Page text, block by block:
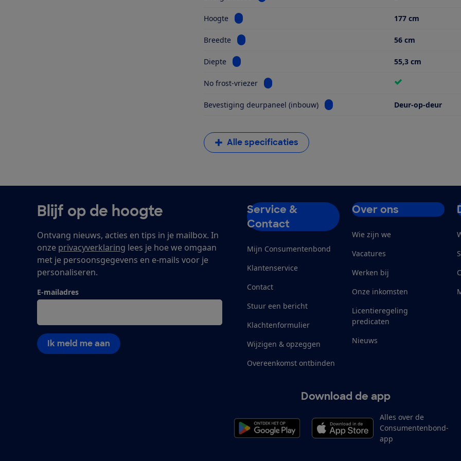
Hoogte Bekijk informatie voor Hoogte 177 cm
Breedte Bekijk informatie voor Breedte 56 cm
Diepte Bekijk informatie voor Diepte 55,3 cm
No frost-vriezer Bekijk informatie voor No frost-vriezer
Bevestiging deurpaneel (inbouw) Bekijk informatie voor Bevestiging
Deur-op-deur
Alle specificaties
Blijf op de hoogte
Ontvang nieuws, acties en tips in je mailbox. In
onze privacyverklaring lees je hoe we omgaan
met je persoonsgegevens en e-mails voor je
personaliseren.
E-mailadres
Ik meld me aan
Service &
Contact
Mijn Consumentenbond
Klantenservice
Contact
Stuur een bericht
Klachtenformulier
Wijzigen & opzeggen
Overeenkomst ontbinden
Over ons
Wie zijn we
Vacatures
Werken bij
Onze inkomsten
Licentieregeling
predicaten
Nieuws
Download de app
Alles over de
Consumentenbond-
app